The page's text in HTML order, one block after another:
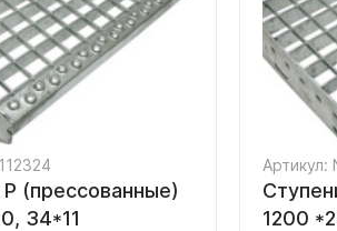
(прессованные)
34*11
Артикул:
1200